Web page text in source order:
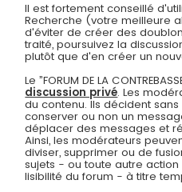
Il est fortement conseillé
Recherche (votre meilleure
d'éviter de créer des
traité, poursuivez la
plutôt que d'en créer un
Le ”FORUM DE LA
discussion privé. Les
du contenu. Ils décident
conserver ou non un
déplacer des messages et
Ainsi, les modérateurs
diviser, supprimer ou de
sujets - ou toute autre
lisibilité du forum - à titre